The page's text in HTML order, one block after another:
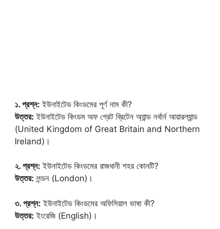
১. প্রশ্ন: ইউনাইটেড কিংডমের পূর্ণ নাম কী?
উত্তর: ইউনাইটেড কিংডম অফ গ্রেট ব্রিটেন অ্যান্ড নর্থার্ন আয়ারল্যান্ড
(United Kingdom of Great Britain and Northern
Ireland)।
২. প্রশ্ন: ইউনাইটেড কিংডমের রাজধানী শহর কোনটি?
উত্তর: লন্ডন (London)।
৩. প্রশ্ন: ইউনাইটেড কিংডমের অফিসিয়াল ভাষা কী?
উত্তর: ইংরেজি (English)।